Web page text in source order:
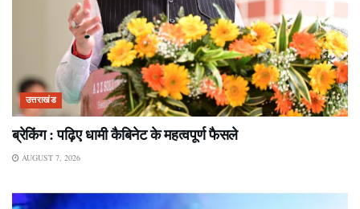
उत्तराखंड
ब्रेकिंग : पढ़िए धामी कैबिनेट के महत्वपूर्ण फैसले
AUGUST 7, 2026